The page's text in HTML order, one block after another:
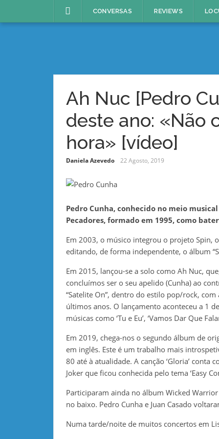
CONVERSAS REVIEWS
Ah Nuc [Pedro
deste ano: «Não
hora» [vídeo]
Daniela Azevedo 22 Agosto, 2019
Pedro Cunha, conhecido no meio
Pecadores, formado em 1995, como
Em 2003, o músico integrou o projeto Spin,
editando, de forma independente, o álbum
Em 2015, lançou-se a solo como Ah Nuc,
concluímos ser o seu apelido (Cunha) ao
“Satelite On”, dentro do estilo pop/rock,
últimos anos. O lançamento aconteceu a 1
músicas como ‘Tu e Eu’, ‘Vamos Dar Que
Em 2019, chega-nos o segundo álbum de
em inglês. Este é um trabalho mais
80 até à atualidade. A canção ‘Gloria’ conta
Joker que ficou conhecida pelo tema ‘Easy
Participaram ainda no álbum Wicked
no baixo. Pedro Cunha e Juan Casado
Numa tarde/noite de muitos concertos em